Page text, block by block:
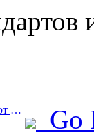
Prev:Опыт, интеллект и тематика — вот решения для отелей новой эпохи
Go